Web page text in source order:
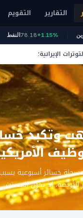
التقارير التقويم
78.18 +1.15%
الإيرانية؛
وتكبد
خسائر أسبوعية بسبب